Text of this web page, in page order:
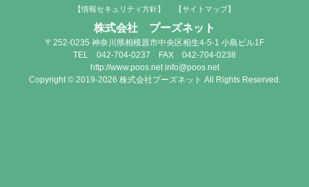
【情報セキュリティ方針】
【サイトマップ】
株式会社 プーズネット
〒252-0235 神奈川県相模原市中央区相生4-5-1 小島ビル1F
TEL 042-704-0237 FAX 042-704-0238
http://www.poos.net info@poos.net
Copyright © 2019-2026 株式会社プーズネット All Rights Reserved.